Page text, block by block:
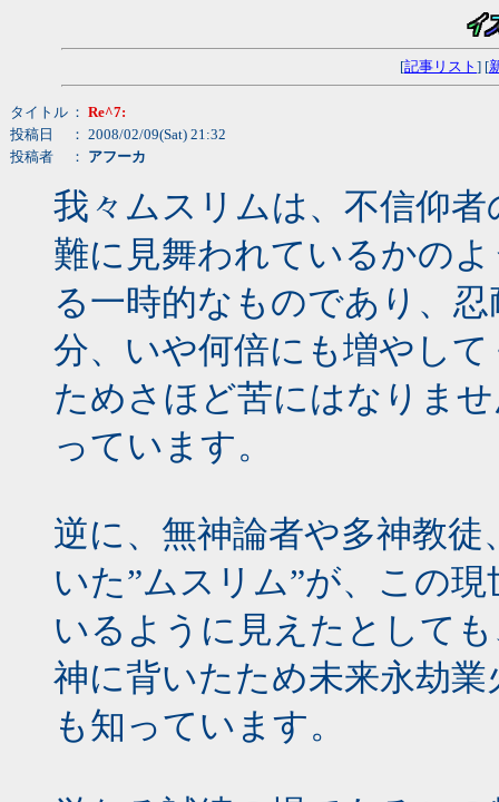
[記事リスト ] [
タイトル ： Re^7:
投稿日
： 2008/02/09(Sat) 21:32
投稿者
： アフーカ
我々ムスリムは、不信仰
難に見舞われているかの
る一時的なものであり、
分、いや何倍にも増やし
ためさほど苦にはなりま
っています。
逆に、無神論者や多神教
いた”ムスリム”が、この
いるように見えたとして
神に背いたため未来永劫
も知っています。